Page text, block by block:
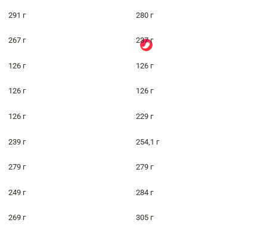
291 г 280 г
267 г 237 г
126 г 126 г
126 г 126 г
126 г 229 г
239 г 254,1 г
279 г 279 г
249 г 284 г
269 г 305 г